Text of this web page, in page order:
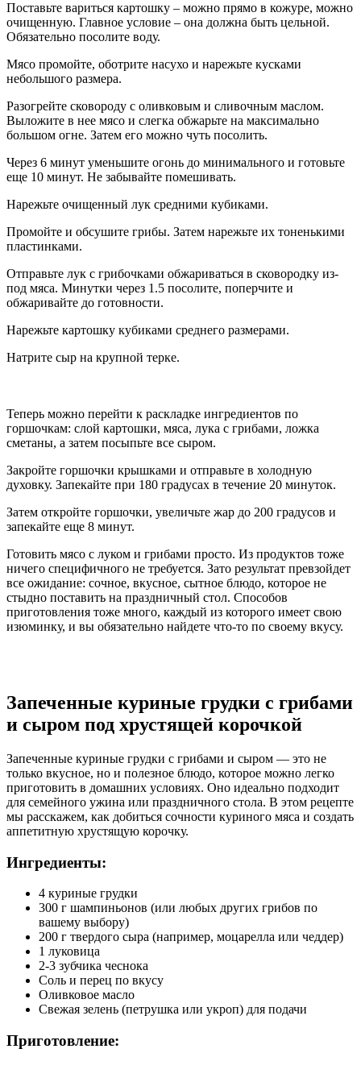
Поставьте вариться картошку – можно прямо в кожуре, можно
очищенную. Главное условие – она должна быть цельной.
Обязательно посолите воду.
Мясо промойте, оботрите насухо и нарежьте кусками
небольшого размера.
Разогрейте сковороду с оливковым и сливочным маслом.
Выложите в нее мясо и слегка обжарьте на максимально
большом огне. Затем его можно чуть посолить.
Через 6 минут уменьшите огонь до минимального и готовьте
еще 10 минут. Не забывайте помешивать.
Нарежьте очищенный лук средними кубиками.
Промойте и обсушите грибы. Затем нарежьте их тоненькими
пластинками.
Отправьте лук с грибочками обжариваться в сковородку из-
под мяса. Минутки через 1.5 посолите, поперчите и
обжаривайте до готовности.
Нарежьте картошку кубиками среднего размерами.
Натрите сыр на крупной терке.
Теперь можно перейти к раскладке ингредиентов по
горшочкам: слой картошки, мяса, лука с грибами, ложка
сметаны, а затем посыпьте все сыром.
Закройте горшочки крышками и отправьте в холодную
духовку. Запекайте при 180 градусах в течение 20 минуток.
Затем откройте горшочки, увеличьте жар до 200 градусов и
запекайте еще 8 минут.
Готовить мясо с луком и грибами просто. Из продуктов тоже
ничего специфичного не требуется. Зато результат превзойдет
все ожидание: сочное, вкусное, сытное блюдо, которое не
стыдно поставить на праздничный стол. Способов
приготовления тоже много, каждый из которого имеет свою
изюминку, и вы обязательно найдете что-то по своему вкусу.
Запеченные куриные грудки с грибами
и сыром под хрустящей корочкой
Запеченные куриные грудки с грибами и сыром — это не
только вкусное, но и полезное блюдо, которое можно легко
приготовить в домашних условиях. Оно идеально подходит
для семейного ужина или праздничного стола. В этом рецепте
мы расскажем, как добиться сочности куриного мяса и создать
аппетитную хрустящую корочку.
Ингредиенты:
4 куриные грудки
300 г шампиньонов (или любых других грибов по
вашему выбору)
200 г твердого сыра (например, моцарелла или чеддер)
1 луковица
2-3 зубчика чеснока
Соль и перец по вкусу
Оливковое масло
Свежая зелень (петрушка или укроп) для подачи
Приготовление: